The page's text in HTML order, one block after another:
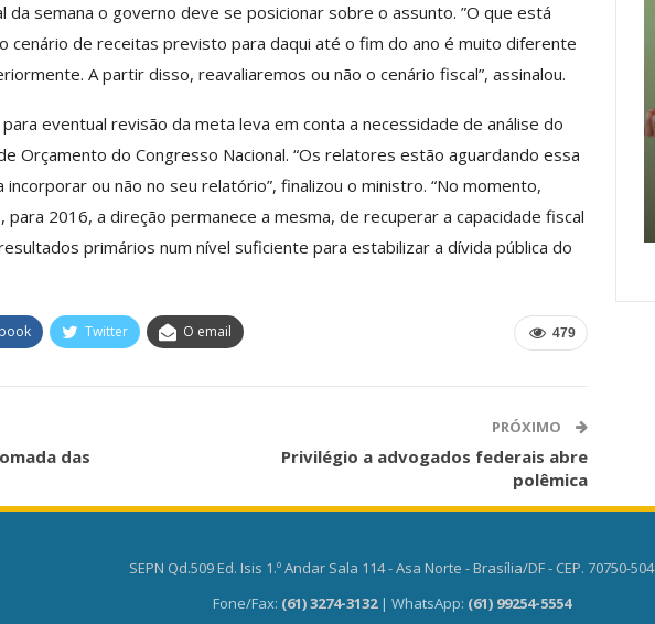
da semana o governo deve se posicionar sobre o assunto. ”O que está
cenário de receitas previsto para daqui até o fim do ano é muito diferente
A partir disso, reavaliaremos ou não o cenário fiscal”, assinalou.
eventual revisão da meta leva em conta a necessidade de análise do
Orçamento do Congresso Nacional. “Os relatores estão aguardando essa
ou não no seu relatório”, finalizou o ministro. “No momento,
2016, a direção permanece a mesma, de recuperar a capacidade fiscal
primários num nível suficiente para estabilizar a dívida pública do
479
Twitter O email
das
PRÓXIMO
Privilégio a advogados federais abre
polêmica
Da Mesa Nacional De
Permanente E
Comunicacao 26 jun, 2026
Categoria Unida Em Torno Dos
Valores Fundantes Da Ação
Sindical
Comunicacao 29 jul, 2026
SEPN Qd.509 Ed. Isis 1.º Andar Sala 114 - Asa Norte - Brasília/DF - CEP. 70750-504
Fone/Fax: (61) 3274-3132 | WhatsApp: (61) 99254-5554